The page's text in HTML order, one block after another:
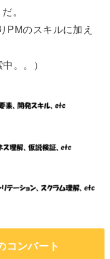
。
PMのスキルに加え
。。）
コンバート